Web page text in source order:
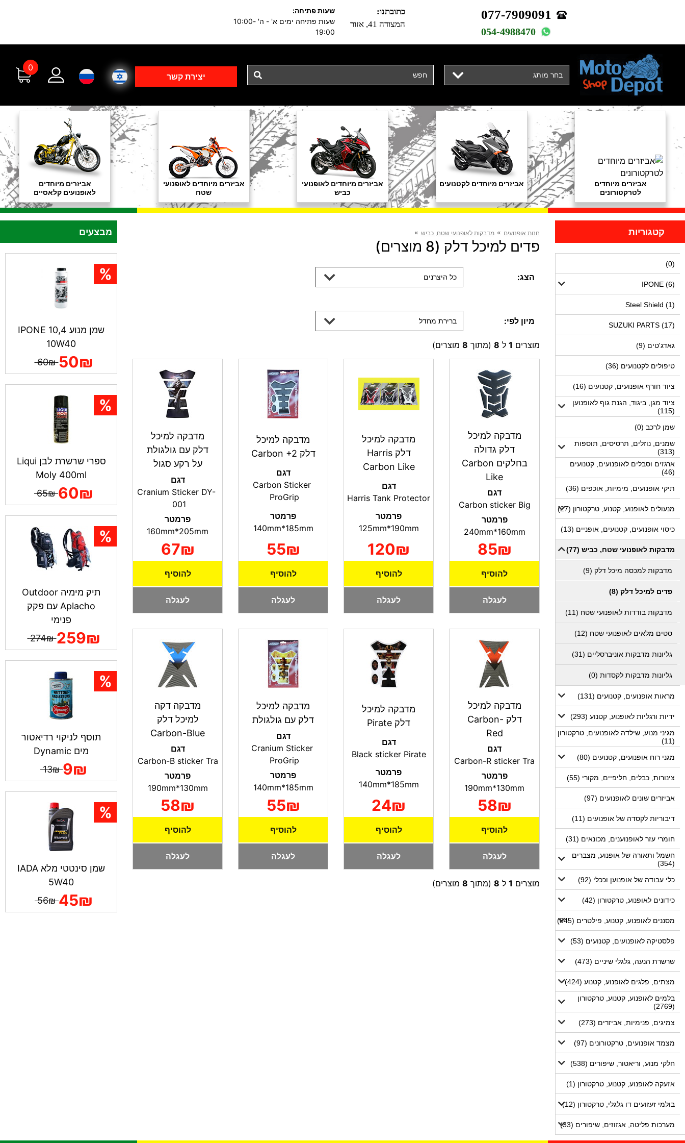
077-7909091
054-4988470
כתובתנו:
המצודה 41, אזור
שעות פתיחה:
שעות פתיחה ימים א' - ה' 10:00-
19:00
בחר מותג יצירת קשר
0
אביזרים מיוחדים
לטרקטורונים
אביזרים מיוחדים לקטנועים
אביזרים מיוחדים לאופנועי
כביש
אביזרים מיוחדים לאופנועי
שטח
אביזרים מיוחדים
לאופנועים קלאסיים
קטגוריות
(0)
IPONE (6)
Steel Shield (1)
SUZUKI PARTS (17)
גאדג'טים (9)
טיפולים לקטנועים (36)
ציוד חורף אופנועים, קטנועים (16)
ציוד מגן, ביגוד, הגנת גוף לאופנוען
(115)
שמן לרכב (0)
שמנים, נוזלים, תרסיסים, תוספות
(313)
ארגזים וסבלים לאופנועים, קטנועים
(46)
תיקי אופנועים, מימיות, אוכפים (36)
מנעולים לאופנוע, קטנוע, טרקטורון (27)
כיסוי אופנועים, קטנועים, אופניים (13)
מדבקות לאופנועי שטח, כביש (77)
מדבקות למכסה מיכל דלק (9)
פדים למיכל דלק (8)
מדבקות בודדות לאופנועי שטח (11)
סטים מלאים לאופנועי שטח (12)
גליונות מדבקות אוניברסליים (31)
גליונות מדבקות לקסדות (0)
מראות אופנועים, קטנועים (131)
ידיות ורגליות לאופנוע, קטנוע (293)
מגיני מנוע, שילדה לאופנועים, טרקטורון
(11)
מגני רוח אופנועים, קטנועים (80)
צינורות, כבלים, חליפיים, מקורי (55)
אביזרים שונים לאופנועים (97)
דיבוריות לקסדה של אופנועים (11)
חומרי עזר לאופנוענים, מכונאים (31)
חשמל ותאורה של אופנוע, מצברים
(354)
כלי עבודה של אופנוען וככלי (92)
כידונים לאופנוע, טרקטורון (42)
מסננים לאופנוע, קטנוע, פילטרים (845)
פלסטיקה לאופנועים, קטנועים (53)
שרשרת הנעה, גלגלי שיניים (473)
מצתים, פלגים לאופנוע, קטנוע (424)
בלמים לאופנוע, קטנוע, טרקטורון
(2769)
צמיגים, פנימיות, אביזרים (273)
מצמד אופנועים, טרקטורונים (97)
חלקי מנוע, וריאטור, שיפורים (538)
אזעקה לאופנוע, קטנוע, טרקטורון (1)
בולמי זעזועים דו גלגלי, טרקטורון (12)
מערכות פליטה, אגזוזים, שיפורים (33)
חנות אופנועים » מדבקות לאופנועי שטח, כביש »
פדים למיכל דלק (8 מוצרים)
הצג: כל היצרנים
מיון לפי: ברירת מחדל
מוצרים 1 ל 8 (מתוך 8 מוצרים)
מדבקה למיכל
דלק גדולה
בחלקים Carbon
Like
דגם
פרמטר
85₪
להוסיף
לעגלה
מדבקה למיכל
דלק Harris
Carbon Like
דגם
פרמטר
120₪
להוסיף
לעגלה
מדבקה למיכל
דלק Carbon +2
דגם
Carbon Sticker
ProGrip
פרמטר
55₪
להוסיף
לעגלה
מדבקה למיכל
דלק עם גולגולת
על רקע סגול
דגם
Cranium Sticker DY-
001
פרמטר
67₪
להוסיף
לעגלה
מדבקה למיכל
דלק Carbon-
Red
דגם
פרמטר
58₪
להוסיף
לעגלה
מדבקה למיכל
דלק Pirate
דגם
Black sticker Pirate
פרמטר
24₪
להוסיף
לעגלה
מדבקה למיכל
דלק עם גולגולת
דגם
Cranium Sticker
ProGrip
פרמטר
55₪
להוסיף
לעגלה
מדבקה דקה
למיכל דלק
Carbon-Blue
דגם
פרמטר
58₪
להוסיף
לעגלה
מוצרים 1 ל 8 (מתוך 8 מוצרים)
מבצעים
שמן מנוע IPONE 10,4
10W40
50₪
60₪
ספרי שרשרת לבן Liqui
Moly 400ml
60₪
65₪
תיק מימיה Outdoor
Aplacho עם פקק
פנימי
259₪
274₪
תוסף לניקוי רדיאטור
מים Dynamic
9₪
13₪
שמן סינטטי מלא IADA
5W40
45₪
56₪